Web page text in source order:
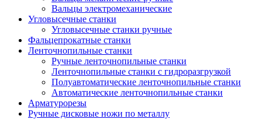
Вальцы электромеханические
Угловысечные станки
Угловысечные станки ручные
Фальцепрокатные станки
Ленточнопильные станки
Ручные ленточнопильные станки
Ленточнопильные станки с гидроразгрузкой
Полуавтоматические ленточнопильные станки
Автоматические ленточнопильные станки
Арматурорезы
Ручные дисковые ножи по металлу